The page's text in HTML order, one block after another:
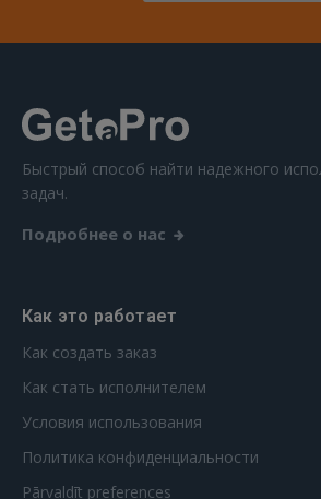
Быстрый способ найти надежного
задач.
Подробнее о нас
Как это работает
Как создать заказ
Как стать исполнителем
Условия использования
Политика конфиденциальности
Pārvaldīt preferences